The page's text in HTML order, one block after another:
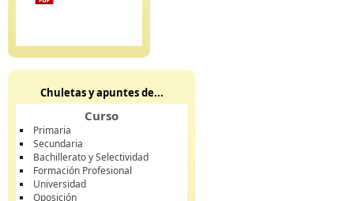
Chuletas y apuntes de...
Curso
Primaria
Secundaria
Bachillerato y Selectividad
Formación Profesional
Universidad
Oposición